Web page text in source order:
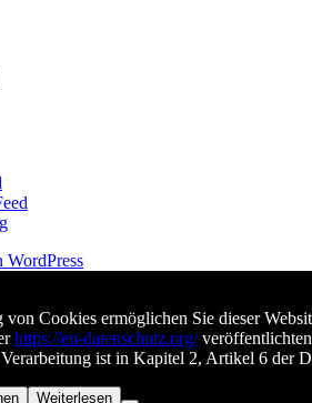
WordPress
von Cookies ermöglichen Sie dieser
https://eu-datenschutz.org/veröffentlichten
ist in Kapitel 2, Artikel 6 der
Weiterlesen